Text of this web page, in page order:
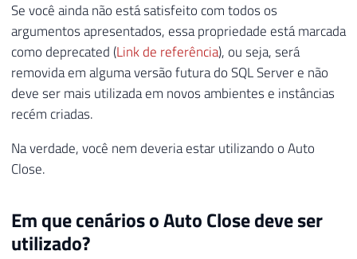
Se você ainda não está satisfeito com todos os
argumentos apresentados, essa propriedade está marcada
como deprecated (Link de referência), ou seja, será
removida em alguma versão futura do SQL Server e não
deve ser mais utilizada em novos ambientes e instâncias
recém criadas.
Na verdade, você nem deveria estar utilizando o Auto
Close.
Em que cenários o Auto Close deve ser
utilizado?